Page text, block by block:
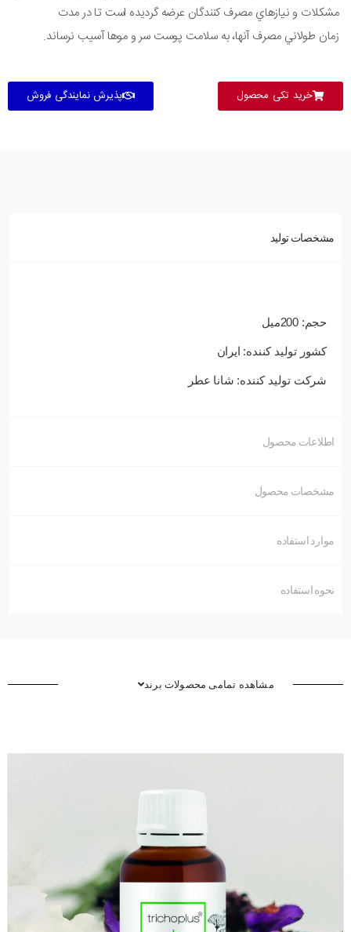
مشکلات و نيازهاي مصرف کنندگان عرضه گرديده است تا در مدت
زمان طولاني مصرف آنها، به سلامت پوست سر و موها آسيب نرساند.
خرید تکی محصول پذیرش نمایندگی فروش
مشخصات تولید
حجم: 200میل
کشور تولید کننده: ایران
شرکت تولید کننده: شانا عطر
اطلاعات محصول
مشخصات محصول
موارد استفاده
نحوه استفاده
مشاهده تمامی محصولات برند